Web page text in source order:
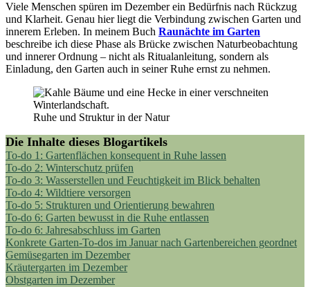
Viele Menschen spüren im Dezember ein Bedürfnis nach Rückzug
und Klarheit. Genau hier liegt die Verbindung zwischen Garten und
innerem Erleben. In meinem Buch Raunächte im Garten
beschreibe ich diese Phase als Brücke zwischen Naturbeobachtung
und innerer Ordnung – nicht als Ritualanleitung, sondern als
Einladung, den Garten auch in seiner Ruhe ernst zu nehmen.
Ruhe und Struktur in der Natur
Die Inhalte dieses Blogartikels
To-do 1: Gartenflächen konsequent in Ruhe lassen
To-do 2: Winterschutz prüfen
To-do 3: Wasserstellen und Feuchtigkeit im Blick behalten
To-do 4: Wildtiere versorgen
To-do 5: Strukturen und Orientierung bewahren
To-do 6: Garten bewusst in die Ruhe entlassen
To-do 6: Jahresabschluss im Garten
Konkrete Garten-To-dos im Januar nach Gartenbereichen geordnet
Gemüsegarten im Dezember
Kräutergarten im Dezember
Obstgarten im Dezember